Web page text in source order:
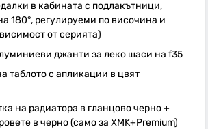
в кабината с подлакътници,
180°, регулируеми по височина и
от серията)
джанти за леко шаси на f35
таблото с апликации в цвят
на радиатора в гланцово черно +
в черно (само за XMK+Premium)